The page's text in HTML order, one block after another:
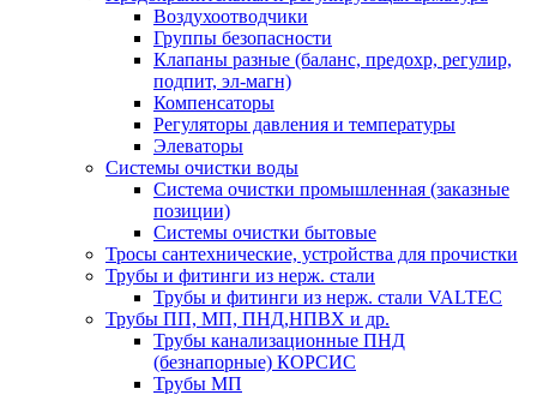
Воздухоотводчики
Группы безопасности
Клапаны разные (баланс, предохр, регулир,
подпит, эл-магн)
Компенсаторы
Регуляторы давления и температуры
Элеваторы
Системы очистки воды
Система очистки промышленная (заказные
позиции)
Системы очистки бытовые
Тросы сантехнические, устройства для прочистки
Трубы и фитинги из нерж. стали
Трубы и фитинги из нерж. стали VALTEC
Трубы ПП, МП, ПНД,НПВХ и др.
Трубы канализационные ПНД
(безнапорные) КОРСИС
Трубы МП